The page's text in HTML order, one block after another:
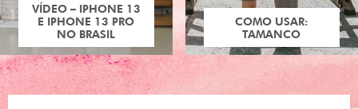
VÍDEO – IPHONE 13
E IPHONE 13 PRO
NO BRASIL
COMO USAR:
TAMANCO